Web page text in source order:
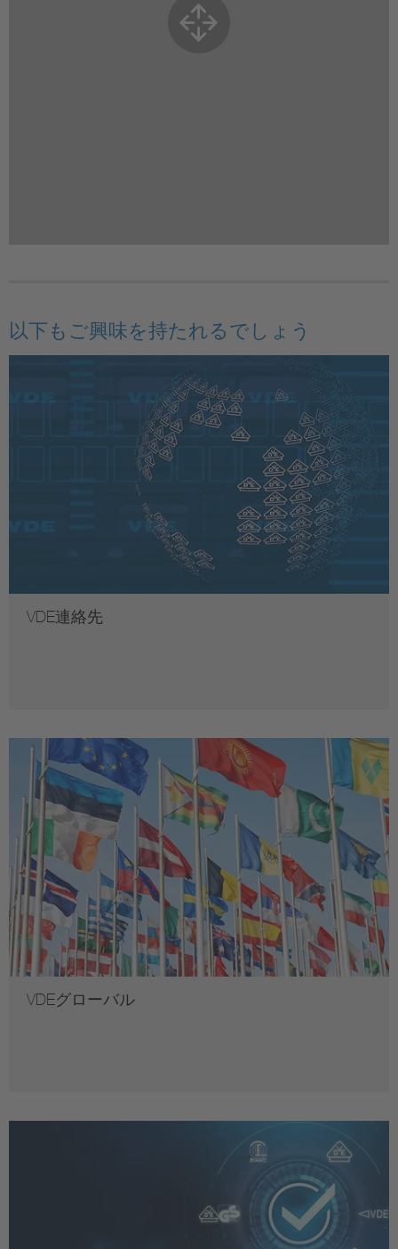
以下もご興味を持たれるでしょう
VDE連絡先
VDEグローバル